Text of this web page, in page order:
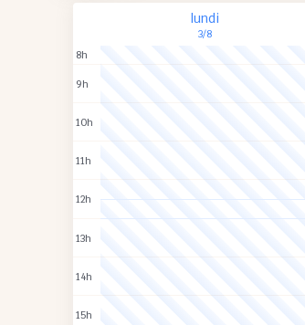
lundi
3/8
8h
9h
10h
11h
12h
13h
14h
15h